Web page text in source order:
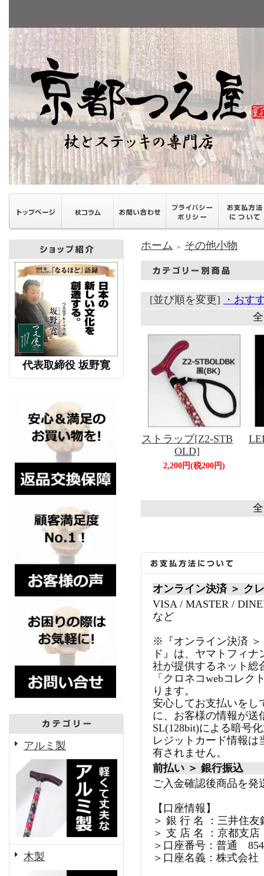
代表取締役 坂野寛
アルミ製
木製
ホーム ＞ その他小物
[並び順を変更]
・おす
ストラップ[Z2-STB
OLD]
2,200円(税200円)
オンライン決済 ＞ ク
VISA / MASTER /
など
※『オンライン決済 ＞
ド』は、ヤマトフィナ
社が提供するネット総
「クロネコwebコレク
ります。
安心してお支払いをし
に、お客様の情報が送
SL(128bit)による暗号
レジットカード情報は
有されません。
前払い ＞ 銀行振込
ご入金確認後商品を発
【口座情報】
＞ 銀 行 名 ：三井住友
＞ 支 店 名 ：京都支店
＞口座番号：普通
＞口座名義：株式会